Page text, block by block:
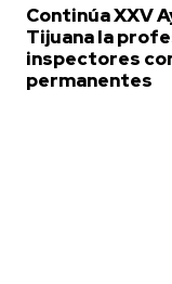
Continúa XXV
Tijuana la
inspectores
permanentes